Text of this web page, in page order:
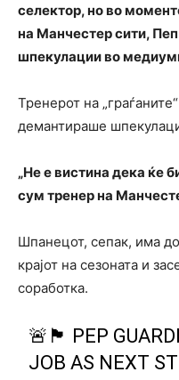
селектор, но во
на Манчестер сити,
шпекулации во
Тренерот на
демантираше
„Не е вистина дека ќе
сум тренер на
Шпанецот, сепак, има
крајот на сезоната и
соработка.
🚨🏴󠁧󠁢󠁥󠁮󠁧󠁿 PEP
JOB AS NEXT